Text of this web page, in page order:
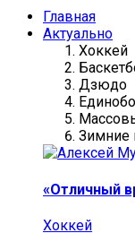
Главная
Актуально
Хоккей
Дзюдо
Зимние
«Отличный
Хоккей